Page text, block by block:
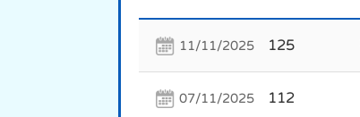
11/11/2025 125
07/11/2025 112